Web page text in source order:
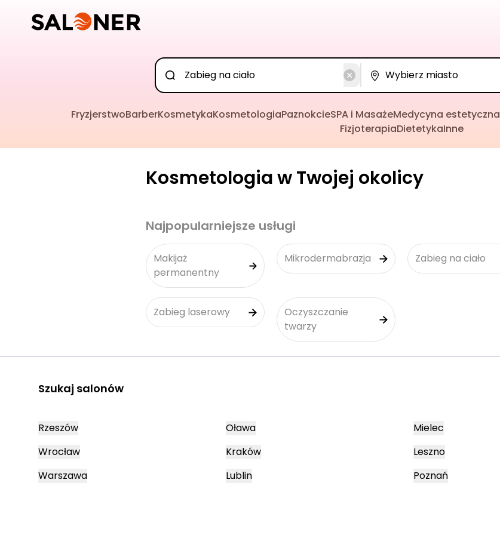
FryzjerstwoBarberKosmetykaKosmetologiaPaznokcieSPA i MasażeMedycyna estetyczna
FizjoterapiaDietetykaInne
Kosmetologia w Twojej okolicy
Najpopularniejsze usługi
Makijaż
permanentny
Mikrodermabrazja Zabieg na ciało
Zabieg laserowy
Oczyszczanie
twarzy
Szukaj salonów
Rzeszów
Wrocław
Warszawa
Oława
Kraków
Lublin
Mielec
Leszno
Poznań